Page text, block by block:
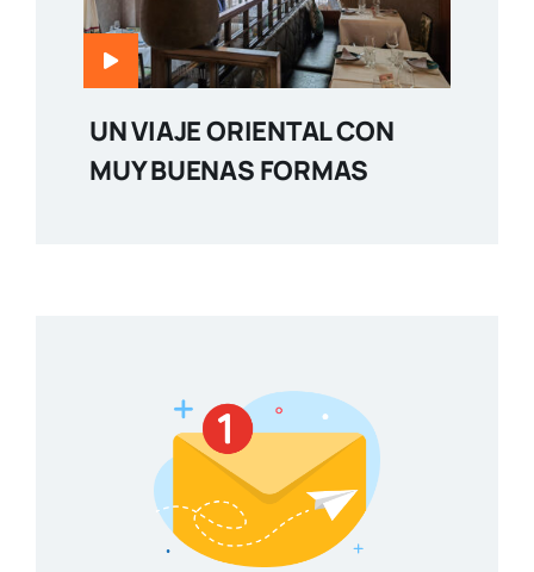
UN VIAJE ORIENTAL CON
MUY BUENAS FORMAS